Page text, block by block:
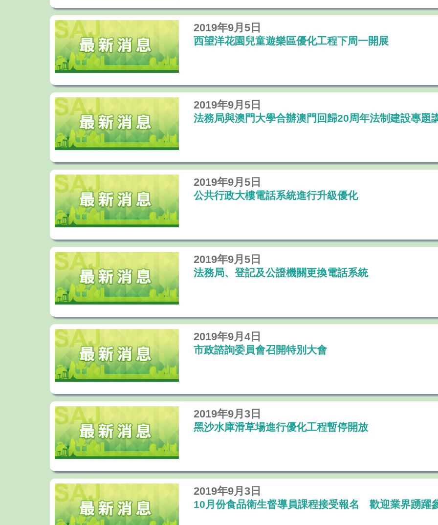
2019年9月5日
西望洋花園兒童遊樂區優化工程下周一開展
2019年9月5日
法務局與澳門大學合辦澳門回歸20周年法制建設專題
2019年9月5日
公共行政大樓電話系統進行升級優化
2019年9月5日
法務局、登記及公證機關更換電話系統
2019年9月4日
市政諮詢委員會召開特別大會
2019年9月3日
黑沙水庫滑草場進行優化工程暫停開放
2019年9月3日
10月份食品衛生督導員課程接受報名 歡迎業界踴躍